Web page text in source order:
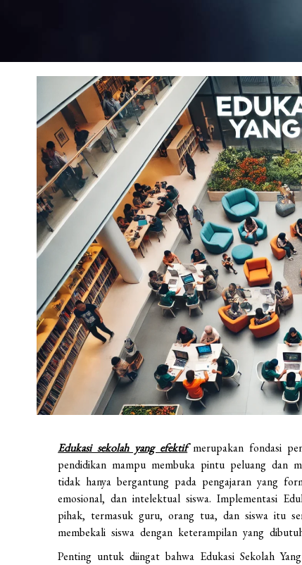
Edukasi sekolah yang efektifmerupakan fondasi
pendidikan mampu membuka pintu peluang dan
tidak hanya bergantung pada pengajaran yang
emosional, dan intelektual siswa. Implementasi
pihak, termasuk guru, orang tua, dan siswa itu
membekali siswa dengan keterampilan yang
Penting untuk diingat bahwa Edukasi Sekolah